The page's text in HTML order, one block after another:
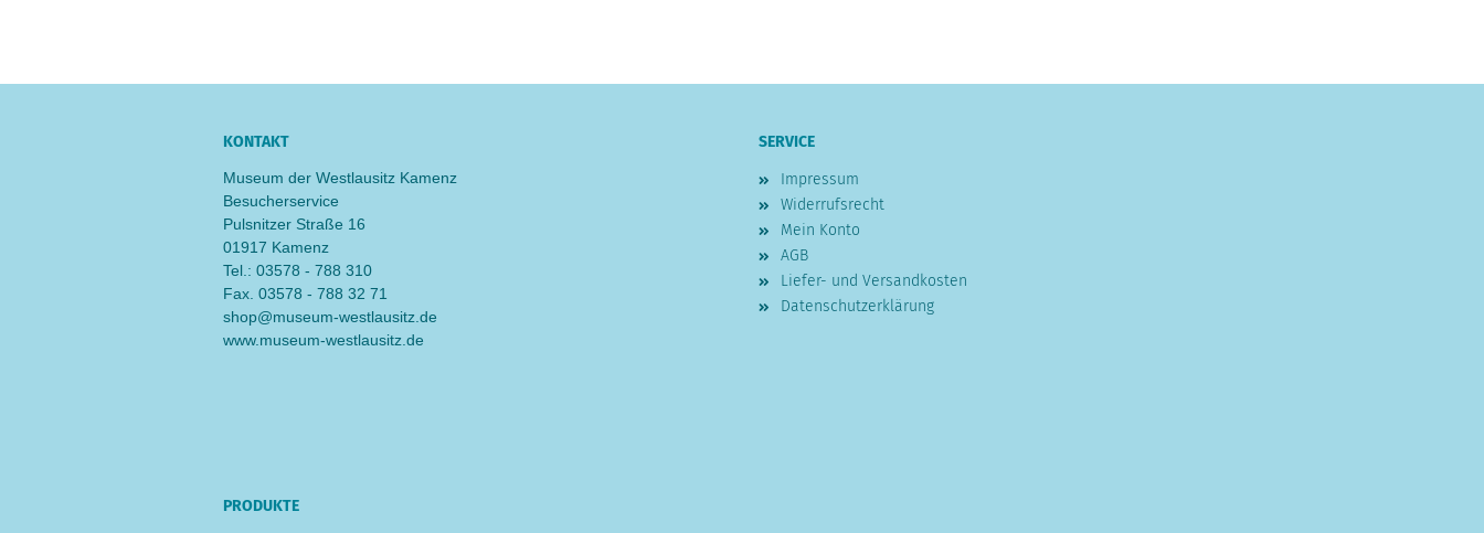
KONTAKT
Museum der Westlausitz Kamenz
Besucherservice
Pulsnitzer Straße 16
01917 Kamenz
Tel.: 03578 - 788 310
Fax. 03578 - 788 32 71
shop@museum-westlausitz.de
www.museum-westlausitz.de
SERVICE
Impressum
Widerrufsrecht
Mein Konto
AGB
Liefer- und Versandkosten
Datenschutzerklärung
PRODUKTE